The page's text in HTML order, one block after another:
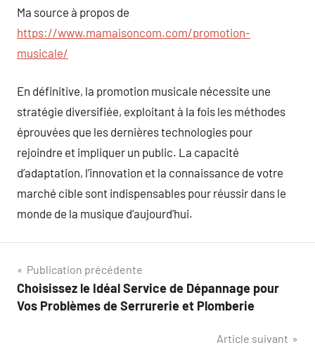
Ma source à propos de
https://www.mamaisoncom.com/promotion-
musicale/
En définitive, la promotion musicale nécessite une
stratégie diversifiée, exploitant à la fois les méthodes
éprouvées que les dernières technologies pour
rejoindre et impliquer un public. La capacité
d’adaptation, l’innovation et la connaissance de votre
marché cible sont indispensables pour réussir dans le
monde de la musique d’aujourd’hui.
Navigation
de
Publication précédente
Choisissez le Idéal Service de Dépannage pour
Vos Problèmes de Serrurerie et Plomberie
Article suivant